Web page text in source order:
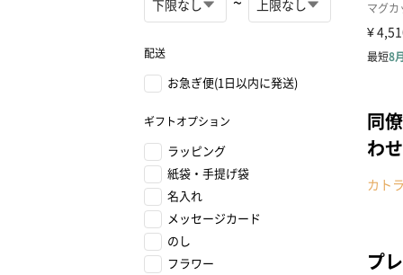
配送
お急ぎ便(1日以内に発送)
ギフトオプション
ラッピング
紙袋・手提げ袋
名入れ
メッセージカード
のし
フラワー
同
わ
カト
プ